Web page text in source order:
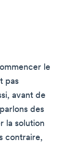
le
pas
avant de
des
la solution
contraire,